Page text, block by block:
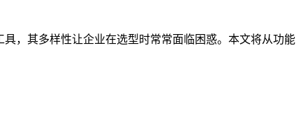
，其多样性让企业在选型时常常面临困惑。本文将从功能